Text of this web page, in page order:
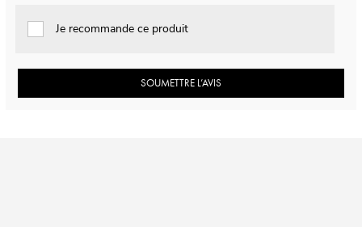
Je recommande ce produit
SOUMETTRE L’AVIS